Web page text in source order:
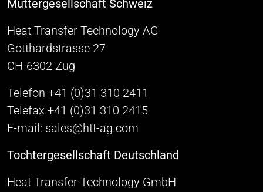
Muttergesellschaft Schweiz
Heat Transfer Technology AG
Gotthardstrasse 27
CH-6302 Zug
Telefon +41 (0)31 310 2411
Telefax +41 (0)31 310 2415
E-mail: sales@htt-ag.com
Tochtergesellschaft Deutschland
Heat Transfer Technology GmbH